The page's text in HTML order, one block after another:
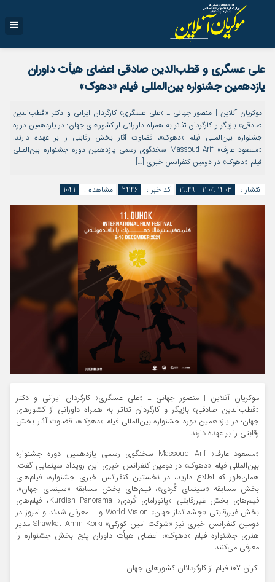
علی عسگری و قطب‌الدین صادقی اعضای هیأت داوران
یازدهمین جشنواره بین‌المللی فیلم «دهوک»
موکریان آنلاین | منصور جهانی ـ «علی عسگری» کارگردان ایرانی و دکتر «قطب‌الدین
صادقی» بازیگر و کارگردان تئاتر به همراه داورانی از کشورهای جهان؛ در یازدهمین دوره
جشنواره بین‌المللی فیلم «دهوک»، قضاوت آثار بخش رقابتی را بر عهده دارند.
«مسعود عارف» Massoud Arif سخنگوی رسمی یازدهمین دوره جشنواره بین‌المللی
فیلم «دهوک» در دومین کنفرانس خبری […]
انتشار : 1403-09-11 - ۱۹:۴۹ کد خبر : 2446 مشاهده : 1041
موکریان آنلاین | منصور جهانی ـ «علی عسگری» کارگردان ایرانی و دکتر
«قطب‌الدین صادقی» بازیگر و کارگردان تئاتر به همراه داورانی از کشورهای
جهان؛ در یازدهمین دوره جشنواره بین‌المللی فیلم «دهوک»، قضاوت آثار بخش
رقابتی را بر عهده دارند.
«مسعود عارف» Massoud Arif سخنگوی رسمی یازدهمین دوره جشنواره
بین‌المللی فیلم «دهوک» در دومین کنفرانس خبری این رویداد سینمایی گفت:
همان‌طور که اطلاع دارید، در نخستین کنفرانس خبری جشنواره، فیلم‌های
بخش مسابقه «سینمای کُردی»، فیلم‌های بخش مسابقه «سینمای جهان»،
فیلم‌های بخش غیررقابتی «پانورامای کُردی» Kurdish Panorama، فیلم‌های
بخش غیررقابتی «چشم‌انداز جهان» World Vision و … معرفی شدند و امروز در
دومین کنفرانس خبری نیز «شوکت امین کورکی» Shawkat Amin Korki مدیر
هنری جشنواره فیلم «دهوک»، اعضای هیأت داوران پنج بخش جشنواره را
معرفی می‌کنند.
اکران ۱۰۷ فیلم از کارگردانان کشورهای جهان